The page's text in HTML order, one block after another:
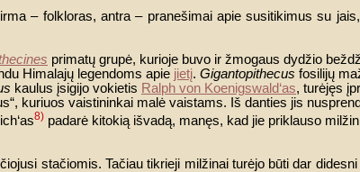
– folkloras, antra – pranešimai apie susitikimus su
primatų grupė, kurioje buvo ir žmogaus dydžio
Himalajų legendoms apie jietį. Gigantopithecus fosilijų
kaulus įsigijo vokietis Ralph von Koenigswald‘as, turėjęs
kuriuos vaistininkai malė vaistams. Iš danties jis
8) padarė kitokią išvadą, manęs, kad jie priklauso
stačiomis. Tačiau tikrieji milžinai turėjo būti dar